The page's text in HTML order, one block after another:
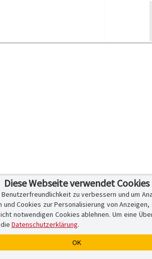
Diese Webseite verwendet Cookies
zu verbessern und um
Cookies zur Personalisierung von
notwendigen Cookies ablehnen. Um eine
Datenschutzerklärung.
OK